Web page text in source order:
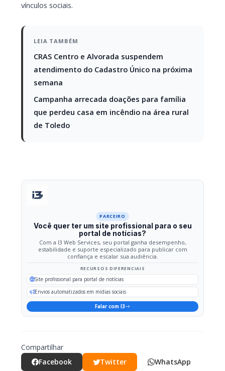
semana
Campanha arrecada doações para família
que perdeu casa em incêndio na área rural
de Toledo
Com a I3 Web Services, seu portal ganha desempenho,
confiança e escalar sua audiência.
RECURSOS DIFERENCIAIS
Site profissional para portal de notícias
Envios automatizados em mídias sociais
Falar com I3
Compartilhar
Relacionadas